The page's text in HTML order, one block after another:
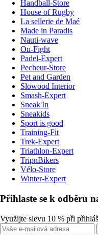
Handball-Store
House of Rugby
La sellerie de Maé
Made in Paradis
Nauti-wave
On-Fight
Padel-Expert
Pecheur-Store
Pet and Garden
Slowood Interior
Smash-Expert
Sneak'In
Sneakids
Sport is good
Training-Fit
Trek-Expert
Triathlon-Expert
TripnBikers
Vélo-Store
Winter-Expert
Přihlaste se k odběru
Využijte slevu 10 % při